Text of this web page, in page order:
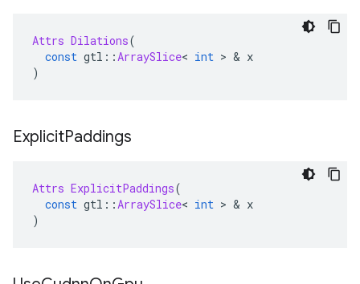
Attrs Dilations(
const gtl ::ArraySlice< int > & x
)
ExplicitPaddings
Attrs ExplicitPaddings(
const gtl ::ArraySlice< int > & x
)